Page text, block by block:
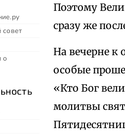
совет
о
Поэтому
сразу же
На вечерне
особые
«Кто Бог
молитвы